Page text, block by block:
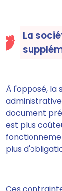
La
À l'opposé, la
document
est plus
plus